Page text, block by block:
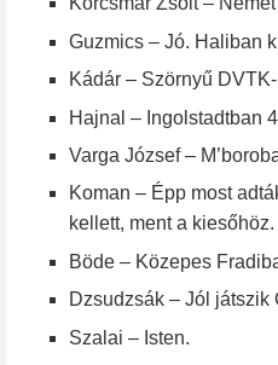
Guzmics – Jó. Haliban
Kádár – Szörnyű
Hajnal – Ingolstadtban
Varga József –
Koman – Épp most
kellett, ment a
Böde – Közepes
Dzsudzsák – Jól játszik
Szalai – Isten.